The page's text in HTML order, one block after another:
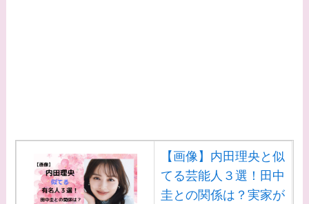
【画像】内田理央と似
てる芸能人３選！田中
圭との関係は？実家が